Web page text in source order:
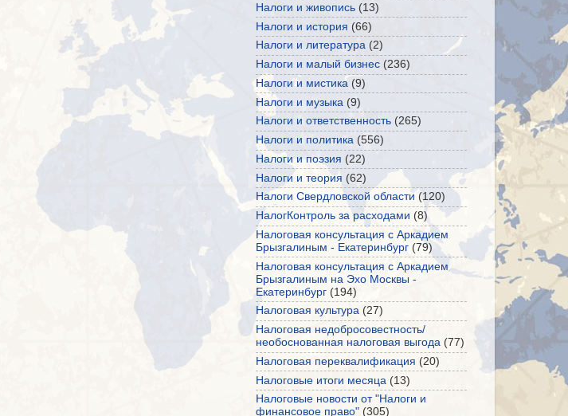
Налоги и живопись (13)
Налоги и история (66)
Налоги и литература (2)
Налоги и малый бизнес (236)
Налоги и мистика (9)
Налоги и музыка (9)
Налоги и ответственность (265)
Налоги и политика (556)
Налоги и поэзия (22)
Налоги и теория (62)
Налоги Свердловской области (120)
НалогКонтроль за расходами (8)
Налоговая консультация с Аркадием
Брызгалиным - Екатеринбург (79)
Налоговая консультация с Аркадием
Брызгалиным на Эхо Москвы -
Екатеринбург (194)
Налоговая культура (27)
Налоговая недобросовестность/
необоснованная налоговая выгода (77)
Налоговая переквалификация (20)
Налоговые итоги месяца (13)
Налоговые новости от "Налоги и
финансовое право" (305)